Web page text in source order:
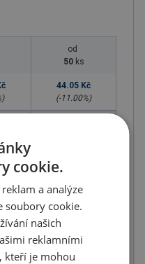
od
50 ks
44.05 Kč
(-11.00%)
(-25.00
cookie.
a analýze
soubory cookie.
našich
reklamními
kteří je mohou